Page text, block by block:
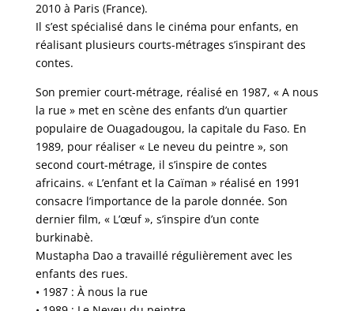
2010 à Paris (France).
Il s’est spécialisé dans le cinéma pour enfants, en
réalisant plusieurs courts-métrages s’inspirant des
contes.
Son premier court-métrage, réalisé en 1987, « A nous
la rue » met en scène des enfants d’un quartier
populaire de Ouagadougou, la capitale du Faso. En
1989, pour réaliser « Le neveu du peintre », son
second court-métrage, il s’inspire de contes
africains. « L’enfant et la Caïman » réalisé en 1991
consacre l’importance de la parole donnée. Son
dernier film, « L’œuf », s’inspire d’un conte
burkinabè.
Mustapha Dao a travaillé régulièrement avec les
enfants des rues.
• 1987 : À nous la rue